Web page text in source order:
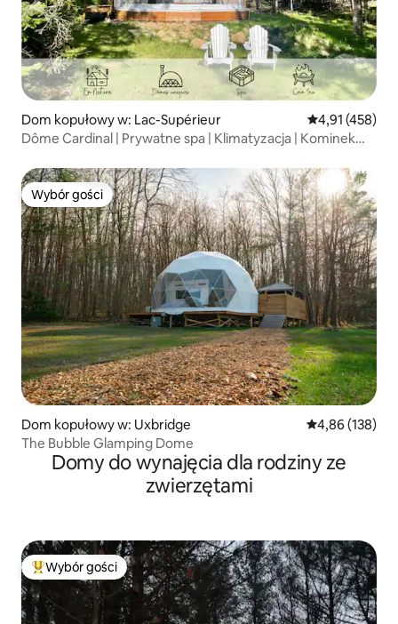
Dom kopułowy w: Lac-Supérieur Średnia
4,91 (458)
Dôme Cardinal | Prywatne spa | Klimatyzacja | Kominek
Wybór gości
Wybór gości
Dom kopułowy w: Uxbridge Średnia
4,86 (138)
The Bubble Glamping Dome
Domy do wynajęcia dla rodziny ze
zwierzętami
Najpopularniejsze z kategorii Wybór gości
Wybór gości